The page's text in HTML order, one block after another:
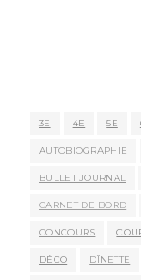
3E 4E 5E
AUTOBIOGRAPHIE
BULLET JOURNAL
CARNET DE BORD
CONCOURS
DÉCO DÎNETTE